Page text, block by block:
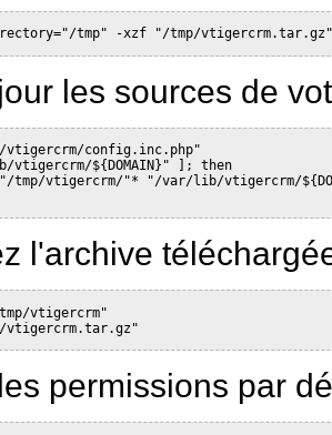
les sources de
vtigercrm/config.inc.php"
${DOMAIN}" ]; then
tmp/vtigercrm/"* "/var/lib/vtigercrm/
l'archive
vtigercrm"
vtigercrm.tar.gz"
permissions par